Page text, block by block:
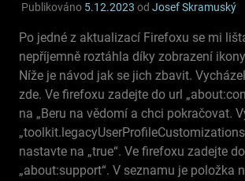
Publikováno 5.12.2023 od Josef Skramuský
Po jedné z aktualizací Firefoxu se mi
nepříjemně roztáhla díky zobrazení
Níže je návod jak se jich zbavit.
zde. Ve firefoxu zadejte do url
na „Beru na vědomí a chci pokračovat.
nastavte na „true“. Ve firefoxu zadejte
„about:support“. V seznamu je položka